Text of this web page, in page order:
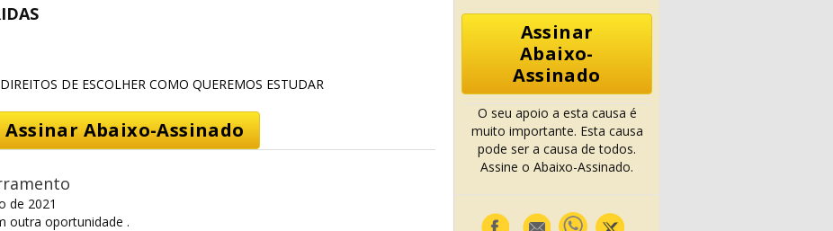
DE ESCOLHER COMO QUEREMOS ESTUDAR
Assinar Abaixo-Assinado
de 2021
outra oportunidade .
Assinar
Abaixo-
Assinado
O seu apoio a esta causa é
muito importante. Esta causa
pode ser a causa de todos.
Assine o Abaixo-Assinado.